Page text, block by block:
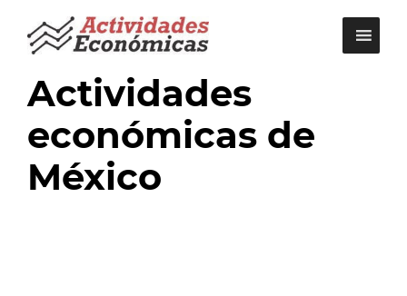
Saltar
Actividades
económicas de
México